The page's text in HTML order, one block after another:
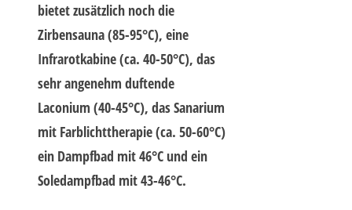
bietet zusätzlich noch die
Zirbensauna (85-95°C), eine
Infrarotkabine (ca. 40-50°C), das
sehr angenehm duftende
Laconium (40-45°C), das Sanarium
mit Farblichttherapie (ca. 50-60°C)
ein Dampfbad mit 46°C und ein
Soledampfbad mit 43-46°C.